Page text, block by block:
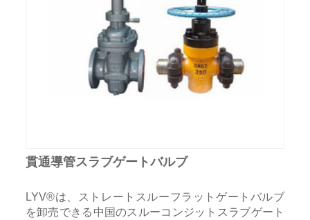
貫通導管スラブゲートバルブ
LYV®は、ストレートスルーフラットゲートバルブ
を卸売できる中国のスルーコンジットスラブゲート